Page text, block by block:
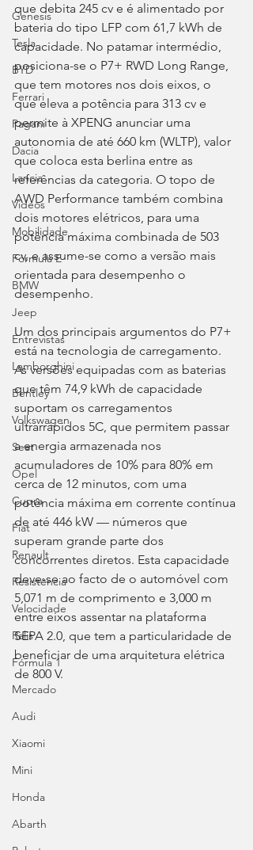
Genesis
Tesla
BYD
Ferrari
Pagani
Dacia
Lancia
Videos
Mobilidade
Fórmula E
BMW
Jeep
Entrevistas
Lamborghini
Bentley
Volkswagen
Seat
Opel
Cupra
Fiat
Renault
Resistência
Velocidade
Ralis
Fórmula 1
Mercado
Audi
Xiaomi
Mini
Honda
Abarth
que debita 245 cv e é alimentado por
bateria do tipo LFP com 61,7 kWh de
capacidade. No patamar intermédio,
posiciona-se o P7+ RWD Long Range,
que tem motores nos dois eixos, o
que eleva a potência para 313 cv e
permite à XPENG anunciar uma
autonomia de até 660 km (WLTP), valor
que coloca esta berlina entre as
referências da categoria. O topo de
AWD Performance também combina
dois motores elétricos, para uma
potência máxima combinada de 503
cv, e assume-se como a versão mais
orientada para desempenho o
desempenho.
Um dos principais argumentos do P7+
está na tecnologia de carregamento.
As versões equipadas com as baterias
que têm 74,9 kWh de capacidade
suportam os carregamentos
ultrarrápidos 5C, que permitem passar
a energia armazenada nos
acumuladores de 10% para 80% em
cerca de 12 minutos, com uma
potência máxima em corrente contínua
de até 446 kW — números que
superam grande parte dos
concorrentes diretos. Esta capacidade
deve-se ao facto de o automóvel com
5,071 m de comprimento e 3,000 m
entre eixos assentar na plataforma
SEPA 2.0, que tem a particularidade de
beneficiar de uma arquitetura elétrica
de 800 V.